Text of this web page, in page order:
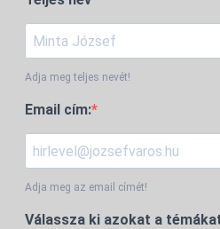
Adja meg teljes nevét!
Email cím:
Adja meg az email címét!
Válassza ki azokat a